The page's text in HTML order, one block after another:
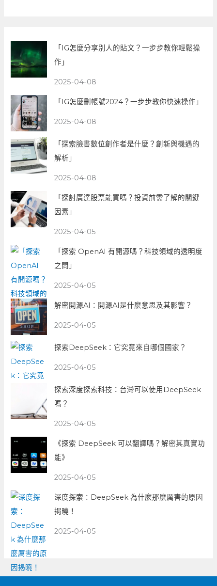
「IG怎麼分享別人的貼文？一步步教你輕鬆操
作」
2025-04-08
「IG怎麼刪帳號2024？一步步教你快速操作」
2025-04-08
「探索臉書數位創作者是什麼？創新與機遇的
解析」
2025-04-08
「探討廣達股票能買嗎？投資前需了解的關鍵
因素」
2025-04-05
「探索 OpenAI 有開源嗎？科技領域的透明度
之問」
2025-04-05
解密開源AI：開源AI是什麼意思及其影響？
2025-04-05
探索DeepSeek：它究竟來自哪個國家？
2025-04-05
探索深度探索科技：台灣可以使用DeepSeek
嗎？
2025-04-05
《探索 DeepSeek 可以翻譯嗎？解密其真實功
能》
2025-04-05
深度探索：DeepSeek 為什麼那麼厲害的原因
揭曉！
2025-04-05